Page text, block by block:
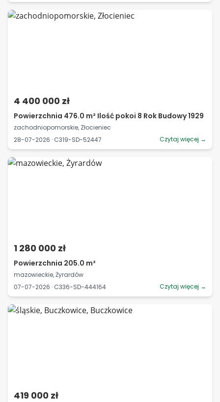
4 400 000 zł
Powierzchnia 476.0 m² Ilość pokoi 8 Rok Budowy 1929
zachodniopomorskie, Złocieniec
28-07-2026 · C319-SD-52447
Czytaj więcej →
1 280 000 zł
Powierzchnia 205.0 m²
mazowieckie, Żyrardów
07-07-2026 · C336-SD-444164
Czytaj więcej →
419 000 zł